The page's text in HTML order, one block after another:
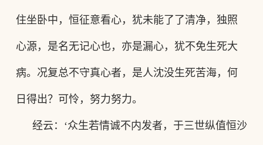
住坐卧中，恒征意看心，犹未能了了清净，独照
心源，是名无记心也，亦是漏心，犹不免生死大
病。况复总不守真心者，是人沈没生死苦海，何
日得出？可怜，努力努力。
经云 ： ‘众生若情诚不内发者，于三世纵值恒沙